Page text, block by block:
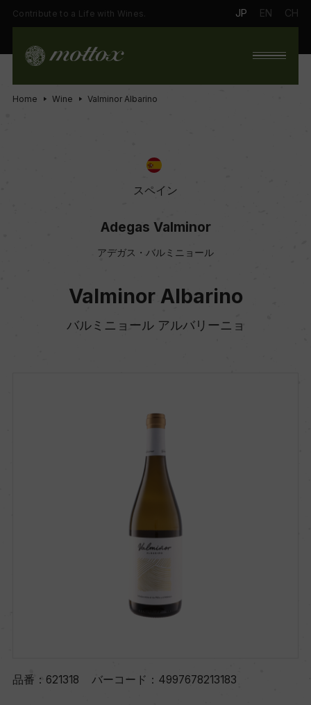
Contribute to a Life with Wines. JP EN CH
Home Wine Valminor Albarino
スペイン
Adegas Valminor
アデガス・バルミニョール
Valminor Albarino
バルミニョール アルバリーニョ
品番： 621318 バーコード： 4997678213183